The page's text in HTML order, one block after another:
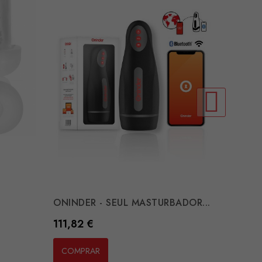
ONINDER - SEUL MASTURBADOR...
Preço
111,82 €
COMPRAR